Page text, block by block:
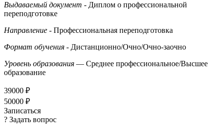
Выдаваемый документ - Диплом о профессиональной
переподготовке
Направление - Профессиональная переподготовка
Формат обучения - Дистанционно/Очно/Очно-заочно
Уровень образования — Среднее профессиональное/Высшее
образование
39000 ₽
50000 ₽
Записаться
? Задать вопрос